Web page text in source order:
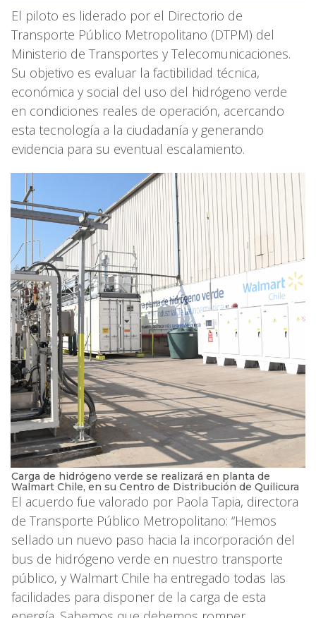
El piloto es liderado por el Directorio de
Transporte Público Metropolitano (DTPM) del
Ministerio de Transportes y Telecomunicaciones.
Su objetivo es evaluar la factibilidad técnica,
económica y social del uso del hidrógeno verde
en condiciones reales de operación, acercando
esta tecnología a la ciudadanía y generando
evidencia para su eventual escalamiento.
Carga de hidrógeno verde se realizará en planta de
Walmart Chile, en su Centro de Distribución de Quilicura
El acuerdo fue valorado por Paola Tapia, directora
de Transporte Público Metropolitano: “Hemos
sellado un nuevo paso hacia la incorporación del
bus de hidrógeno verde en nuestro transporte
público, y Walmart Chile ha entregado todas las
facilidades para disponer de la carga de esta